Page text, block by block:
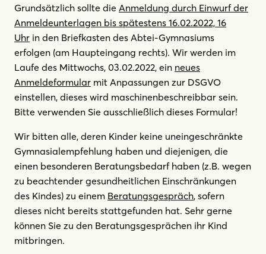
Grundsätzlich sollte die Anmeldung durch Einwurf der
Anmeldeunterlagen bis spätestens 16.02.2022, 16
Uhr in den Briefkasten des Abtei-Gymnasiums
erfolgen (am Haupteingang rechts). Wir werden im
Laufe des Mittwochs, 03.02.2022, ein neues
Anmeldeformular mit Anpassungen zur DSGVO
einstellen, dieses wird maschinenbeschreibbar sein.
Bitte verwenden Sie ausschließlich dieses Formular!
Wir bitten alle, deren Kinder keine uneingeschränkte
Gymnasialempfehlung haben und diejenigen, die
einen besonderen Beratungsbedarf haben (z.B. wegen
zu beachtender gesundheitlichen Einschränkungen
des Kindes) zu einem Beratungsgespräch, sofern
dieses nicht bereits stattgefunden hat. Sehr gerne
können Sie zu den Beratungsgesprächen ihr Kind
mitbringen.